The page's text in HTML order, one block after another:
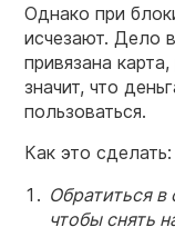
Однако при
исчезают. Дело
привязана
значит, что
пользоваться.
Как это сделать:
Обратиться в
чтобы снять